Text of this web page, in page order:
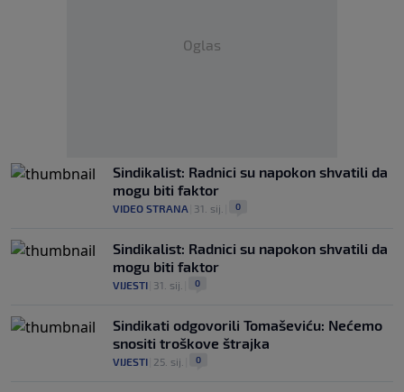
Oglas
Sindikalist: Radnici su napokon shvatili da
mogu biti faktor
VIDEO STRANA 31. sij. 0
Sindikalist: Radnici su napokon shvatili da
mogu biti faktor
VIJESTI 31. sij. 0
Sindikati odgovorili Tomaševiću: Nećemo
snositi troškove štrajka
VIJESTI 25. sij. 0